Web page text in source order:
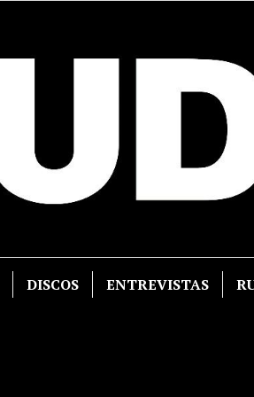
DISCOS ENTREVISTAS